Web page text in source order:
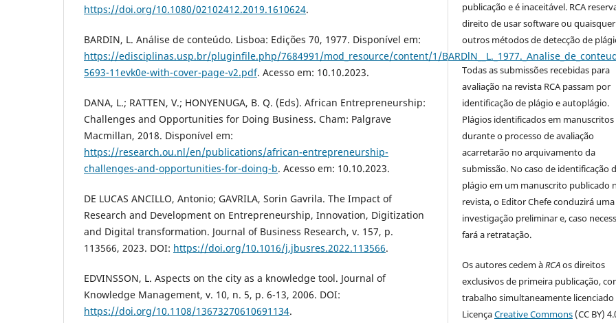
https://doi.org/10.1080/02102412.2019.1610624.
BARDIN, L. Análise de conteúdo. Lisboa: Edições 70, 1977. Disponível em:
https://edisciplinas.usp.br/pluginfile.php/7684991/mod_resource/content/1/
5693-11evk0e-with-cover-page-v2.pdf. Acesso em: 10.10.2023.
DANA, L.; RATTEN, V.; HONYENUGA, B. Q. (Eds). African Entrepreneurship:
Challenges and Opportunities for Doing Business. Cham: Palgrave
Macmillan, 2018. Disponível em:
https://research.ou.nl/en/publications/african-entrepreneurship-
challenges-and-opportunities-for-doing-b. Acesso em: 10.10.2023.
DE LUCAS ANCILLO, Antonio; GAVRILA, Sorin Gavrila. The Impact of
Research and Development on Entrepreneurship, Innovation, Digitization
and Digital transformation. Journal of Business Research, v. 157, p.
113566, 2023. DOI: https://doi.org/10.1016/j.jbusres.2022.113566.
EDVINSSON, L. Aspects on the city as a knowledge tool. Journal of
Knowledge Management, v. 10, n. 5, p. 6-13, 2006. DOI:
https://doi.org/10.1108/13673270610691134.
publicação e é inaceitável. RCA
direito de usar software ou quaisquer
outros métodos de detecção de
Todas as submissões recebidas para
avaliação na revista RCA passam por
identificação de plágio e autoplágio.
Plágios identificados em manuscritos
durante o processo de avaliação
acarretarão no arquivamento da
submissão. No caso de identificação
plágio em um manuscrito publicado
revista, o Editor Chefe conduzirá uma
investigação preliminar e, caso
fará a retratação.
Os autores cedem àRCAos direitos
exclusivos de primeira publicação,
trabalho simultaneamente licenciado
LicençaCreative Commons (CC BY)